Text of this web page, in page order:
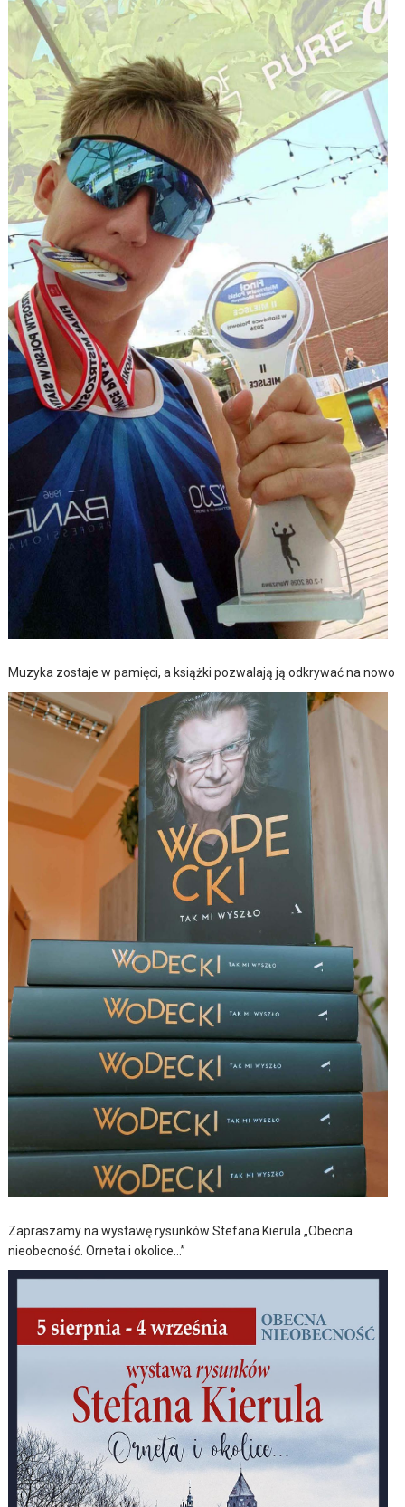
Muzyka zostaje w pamięci, a książki pozwalają ją odkrywać na nowo
Zapraszamy na wystawę rysunków Stefana Kierula „Obecna
nieobecność. Orneta i okolice…”